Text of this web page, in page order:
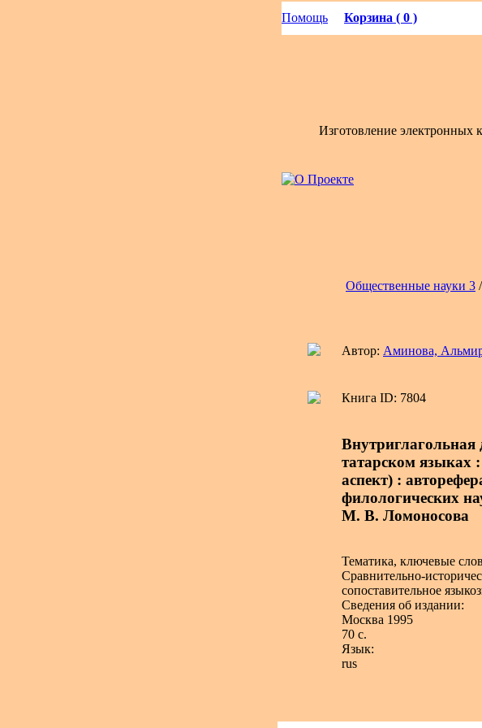
Помощь Корзина ( 0 )
Изготовление электронных
Общественные науки 3 /
Автор: Аминова,
Книга ID: 7804
Внутриглагольная
татарском языках
аспект) :
филологических
М. В. Ломоносова
Тематика, ключевые
Сравнительно-
сопоставительное
Сведения об издании:
Москва 1995
70 с.
Язык:
rus